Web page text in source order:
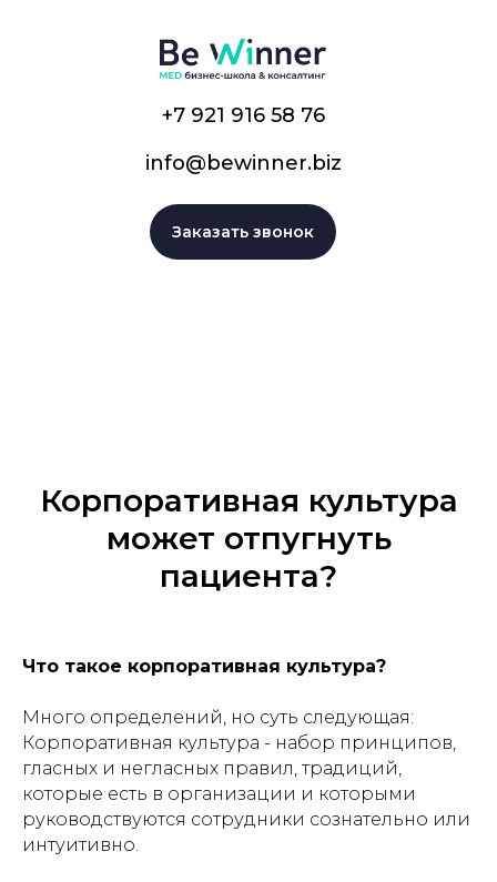
+7 921 916 58 76
info@bewinner.biz
Заказать звонок
Корпоративная культура
может отпугнуть
пациента?
Что такое корпоративная культура?
Много определений, но суть следующая:
Корпоративная культура - набор принципов,
гласных и негласных правил, традиций,
которые есть в организации и которыми
руководствуются сотрудники сознательно или
интуитивно.